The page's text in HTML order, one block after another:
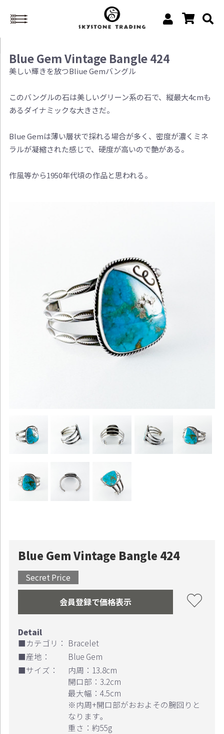
Blue Gem Vintage Bangle 424
美しい輝きを放つBliue Gemバングル
このバングルの石は美しいグリーン系の石で、縦最大4cmも
あるダイナミックな大きさだ。
Blue Gemは薄い層状で採れる場合が多く、密度が濃くミネ
ラルが凝縮された感じで、硬度が高いので艶がある。
作風等から1950年代頃の作品と思われる。
Blue Gem Vintage Bangle 424
Secret Price
会員登録で価格表示
■カテゴリ： Bracelet
■産地：
Blue Gem
■サイズ：
内周：13.8cm
開口部：3.2cm
最大幅：4.5cm
※内周+開口部がおおよその腕回りと
なります｡
重さ：約55g